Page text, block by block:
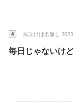
4 ： 風吹けば名無し
毎日じゃないけ